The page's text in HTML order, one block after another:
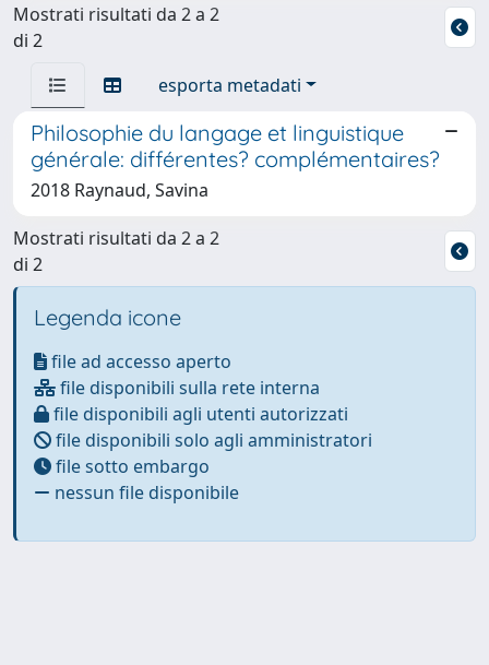
Mostrati risultati da 2 a 2
di 2
esporta metadati
Philosophie du langage et linguistique
générale: différentes? complémentaires?
2018 Raynaud, Savina
Mostrati risultati da 2 a 2
di 2
Legenda icone
file ad accesso aperto
file disponibili sulla rete interna
file disponibili agli utenti autorizzati
file disponibili solo agli amministratori
file sotto embargo
nessun file disponibile